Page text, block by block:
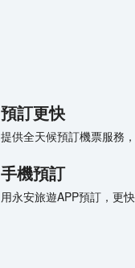
預訂更快
提供全天候預訂機票服務
手機預訂
用永安旅遊APP預訂，更